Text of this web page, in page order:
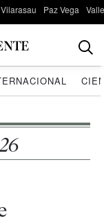
Paz Vega